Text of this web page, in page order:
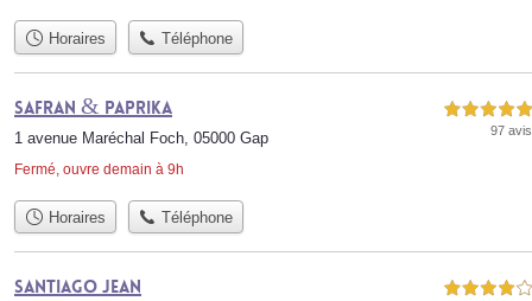
Horaires Téléphone
Safran & Paprika
1 avenue Maréchal Foch, 05000 Gap
Fermé, ouvre demain à 9h
5,0 étoiles sur 5
97 avis
Horaires Téléphone
SANTIAGO Jean 4,0 étoiles sur 5